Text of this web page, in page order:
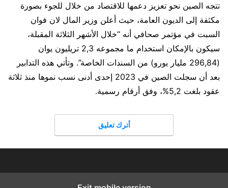
تتجه الصين نحو تعزيز دعمها للاقتصاد من خلال للجوء بصورة
مكثفة إلى الديون العامة، حيث أعلن وزير المال لان فوان
السبت في مؤتمر صحافي أنه “خلال الأشهر الثلاثة المقبلة،
سيكون بالإمكان استخدام ما مجموعه 2,3 تريليون يوان
(296,84 مليار يورو) من السندات الخاصة”. وتأتي هذه التدابير
بعد أن سجلت الصين في 2023 إحدى أدنى نسب نموها منذ ثلاثة
عقود بلغت 5,2%، وفق أرقام رسمية.
أترك تعليق